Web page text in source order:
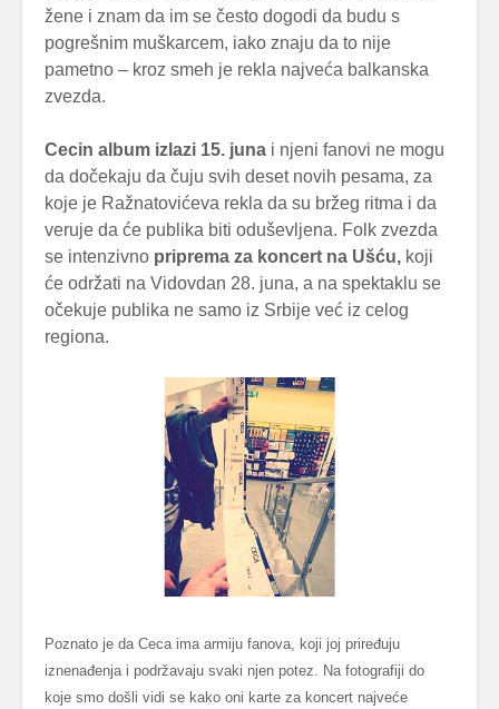
žene i znam da im se često dogodi da budu s
pogrešnim muškarcem, iako znaju da to nije
pametno – kroz smeh je rekla najveća balkanska
zvezda.
Cecin album izlazi 15. juna i njeni fanovi ne mogu
da dočekaju da čuju svih deset novih pesama, za
koje je Ražnatovićeva rekla da su bržeg ritma i da
veruje da će publika biti oduševljena. Folk zvezda
se intenzivno priprema za koncert na Ušću, koji
će održati na Vidovdan 28. juna, a na spektaklu se
očekuje publika ne samo iz Srbije već iz celog
regiona.
Poznato je da Ceca ima armiju fanova, koji joj priređuju
iznenađenja i podržavaju svaki njen potez. Na fotografiji do
koje smo došli vidi se kako oni karte za koncert najveće